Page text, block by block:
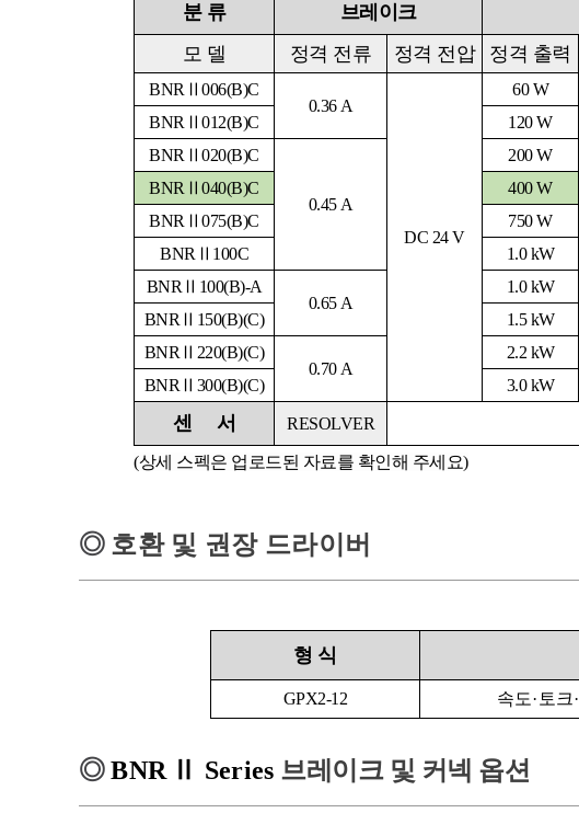
분 류 브레이크
모 델 정격 전류 정격 전압 정격 출력
BNRⅡ006(B)C
0.36 A
DC 24 V
60 W
BNRⅡ012(B)C
120 W
BNRⅡ020(B)C
0.45 A
200 W
BNRⅡ040(B)C
400 W
BNRⅡ075(B)C
750 W
BNRⅡ100C
1.0 kW
BNRⅡ100(B)-A
0.65 A
1.0 kW
BNRⅡ150(B)(C)
1.5 kW
BNRⅡ220(B)(C)
0.70 A
2.2 kW
BNRⅡ300(B)(C)
3.0 kW
센 서 RESOLVER
(상세 스펙은 업로드된 자료를 확인해 주세요)
◎ 호환 및 권장 드라이버
형 식
GPX2-12 속도· 토크·
◎BNR Series 브레이크 및 커넥 옵션